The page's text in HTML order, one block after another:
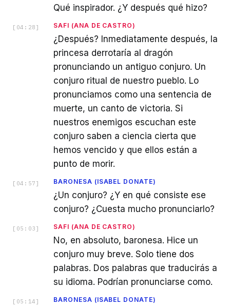
Qué inspirador. ¿Y después qué hizo?
[ 04:28 ] SAFI (ANA DE CASTRO)
¿Después? Inmediatamente después, la
princesa derrotaría al dragón
pronunciando un antiguo conjuro. Un
conjuro ritual de nuestro pueblo. Lo
pronunciamos como una sentencia de
muerte, un canto de victoria. Si
nuestros enemigos escuchan este
conjuro saben a ciencia cierta que
hemos vencido y que ellos están a
punto de morir.
[ 04:57 ] BARONESA (ISABEL DONATE)
¿Un conjuro? ¿Y en qué consiste ese
conjuro? ¿Cuesta mucho pronunciarlo?
[ 05:03 ] SAFI (ANA DE CASTRO)
No, en absoluto, baronesa. Hice un
conjuro muy breve. Solo tiene dos
palabras. Dos palabras que traducirás a
su idioma. Podrían pronunciarse como.
[ 05:14 ] BARONESA (ISABEL DONATE)